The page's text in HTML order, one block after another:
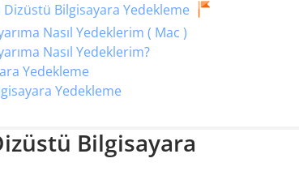
Bilgisayara Yedekleme
Nasıl Yedeklerim ( Mac )
Nasıl Yedeklerim?
Yedekleme
Yedekleme
Bilgisayara